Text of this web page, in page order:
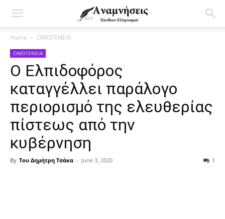
Home ΟΜΟΓΕΝΕΙΑ
ΟΜΟΓΕΝΕΙΑ
Ο Ελπιδοφόρος
καταγγέλλει παράλογο
περιορισμό της ελευθερίας
πίστεως από την
κυβέρνηση
By Του Δημήτρη Τσάκα - June 3, 2020 1